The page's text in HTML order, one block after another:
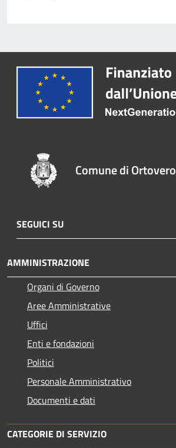
Comune di Ortovero
SEGUICI SU
AMMINISTRAZIONE
Organi di Governo
Aree Amministrative
Uffici
Enti e fondazioni
Politici
Personale Amministrativo
Documenti e dati
CATEGORIE DI SERVIZIO